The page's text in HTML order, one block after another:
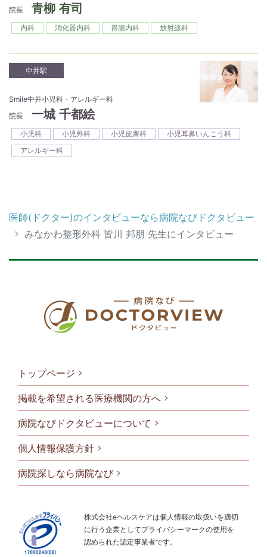
院長
青柳 有司
内科 消化器内科 胃腸内科 放射線科
中井駅
Smile中井小児科・アレルギー科
院長
一城 千都絵
小児科 小児外科 小児皮膚科
小児耳鼻いんこう科
アレルギー科
医師(ドクター)のインタビューなら病院なびドクタビュー
みなかわ整形外科 皆川 邦朋 先生にインタビュー
フッタメニ
トップページ
掲載を希望される医療機関の方へ
病院なびドクタビューについて
個人情報保護方針
病院探しなら病院なび
株式会社eヘルスケアは個人情報の取扱いを適切
に行う企業としてプライバシーマークの使用を
認められた認定事業者です。